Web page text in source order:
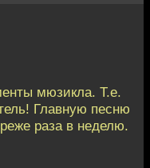
мюзикла. Т.е.
Главную песню
раза в неделю.